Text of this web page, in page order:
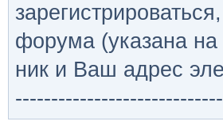
форума (указана на
ник и Ваш адрес